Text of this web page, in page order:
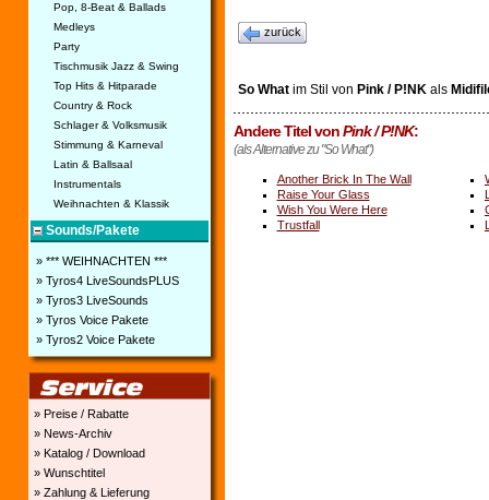
Pop, 8-Beat & Ballads
Medleys
Party
Tischmusik Jazz & Swing
Top Hits & Hitparade
Country & Rock
Schlager & Volksmusik
Stimmung & Karneval
Latin & Ballsaal
Instrumentals
Weihnachten & Klassik
Sounds/Pakete
» *** WEIHNACHTEN ***
» Tyros4 LiveSoundsPLUS
» Tyros3 LiveSounds
» Tyros Voice Pakete
» Tyros2 Voice Pakete
» Preise / Rabatte
» News-Archiv
» Katalog / Download
» Wunschtitel
» Zahlung & Lieferung
zurück
So Whatim Stil von Pink / P!NKals
Andere Titel vonPink / P!NK:
(als Alternative zu "So What")
Another Brick In The Wall
Raise Your Glass
Wish You Were Here
Trustfall